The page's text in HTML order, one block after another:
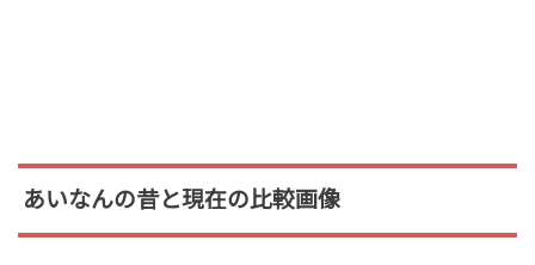
あいなんの昔と現在の比較画像